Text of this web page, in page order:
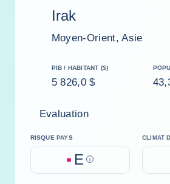
Irak
Moyen-Orient, Asie
PIB / HABITANT ($)
5 826,0 $
Evaluation
RISQUE PAYS
E Help
CLIMAT